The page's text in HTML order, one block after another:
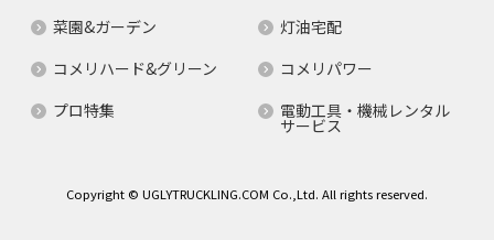
菜園&ガーデン
灯油宅配
コメリハード&グリーン
コメリパワー
プロ特集
電動工具・機械レンタル
サービス
Copyright © UGLYTRUCKLING.COM Co.,Ltd. All rights reserved.